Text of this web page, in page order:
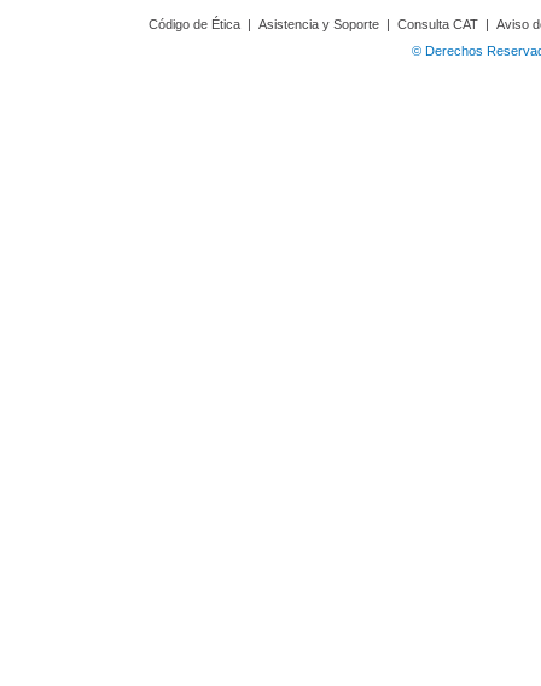
Código de Ética | Asistencia y Soporte | Consulta CAT | Aviso
© Derechos